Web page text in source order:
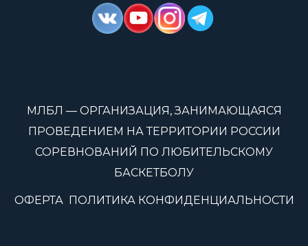
МЛБЛ — ОРГАНИЗАЦИЯ, ЗАНИМАЮЩАЯСЯ
ПРОВЕДЕНИЕМ НА ТЕРРИТОРИИ РОССИИ
СОРЕВНОВАНИЙ ПО ЛЮБИТЕЛЬСКОМУ
БАСКЕТБОЛУ
ОФЕРТА ПОЛИТИКА КОНФИДЕНЦИАЛЬНОСТИ